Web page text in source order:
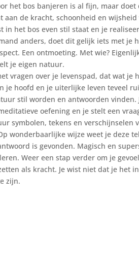
het bos banjeren is al fijn, maar doet
aan de kracht, schoonheid en
in het bos even stil staat en je
anders, doet dit gelijk iets met je
Een ontmoeting. Met wie?
je eigen natuur.
vragen over je levenspad, dat wat je
je hoofd en je uiterlijke leven teveel
stil worden en antwoorden vinden.
oefening en je stelt een
symbolen, tekens en verschijnselen
wonderbaarlijke wijze weet je deze
is gevonden. Magisch en
Weer een stap verder om je
als kracht. Je wist niet dat je het
zijn.